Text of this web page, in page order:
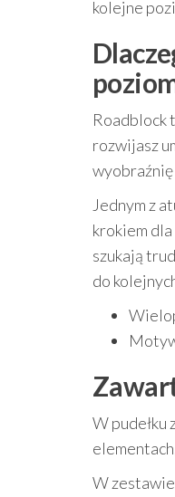
kolejne
Roadblock
rozwijasz
wyobraźnię
Jednym z
krokiem
szukają
do
W pudełku
W